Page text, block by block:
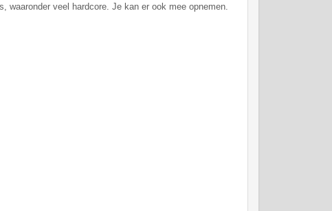
waaronder veel hardcore. Je kan er ook mee opnemen.